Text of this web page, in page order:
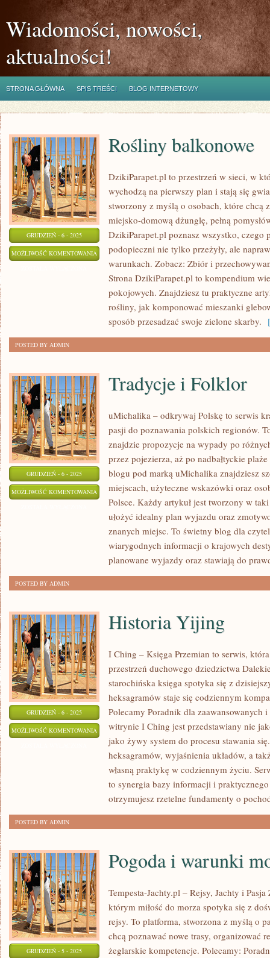
Wiadomości, nowości,
aktualności!
STRONA GŁÓWNA SPIS TREŚCI BLOG INTERNETOWY
GRUDZIEŃ - 6 - 2025
MOŻLIWOŚĆ KOMENTOWANIA ROŚLINY
BALKONOWE
Rośliny balkonowe
DzikiParapet.pl to przestrzeń w sieci, w
wychodzą na pierwszy plan i stają się
stworzony z myślą o osobach, które chcą
miejsko-domową dżunglę, pełną
DzikiParapet.pl poznasz wszystko, czego
podopieczni nie tylko przeżyły, ale
warunkach. Zobacz: Zbiór i
Strona DzikiParapet.pl to kompendium
pokojowych. Znajdziesz tu praktyczne
rośliny, jak komponować mieszanki
sposób przesadzać swoje zielone skarby.
POSTED BY ADMIN
GRUDZIEŃ - 6 - 2025
MOŻLIWOŚĆ KOMENTOWANIA TRADYCJE
FOLKLOR
Tradycje i Folklor
uMichalika – odkrywaj Polskę to serwis
pasji do poznawania polskich regionów.
znajdzie propozycje na wypady po
przez pojezierza, aż po nadbałtyckie
blogu pod marką uMichalika znajdziesz
miejscach, użyteczne wskazówki oraz
Polsce. Każdy artykuł jest tworzony w
ułożyć idealny plan wyjazdu oraz
znanych miejsc. To świetny blog dla
wiarygodnych informacji o krajowych
planowane wyjazdy oraz stawiają do
POSTED BY ADMIN
GRUDZIEŃ - 6 - 2025
MOŻLIWOŚĆ KOMENTOWANIA HISTORIA
YIJING
Historia Yijing
I Ching – Księga Przemian to serwis,
przestrzeń duchowego dziedzictwa
starochińska księga spotyka się z
heksagramów staje się codziennym
Polecamy Poradnik dla
witrynie I Ching jest przedstawiany nie
jako żywy system do procesu stawania
heksagramów, wyjaśnienia układów, a
własną praktykę w codziennym życiu.
to synergia bazy informacji i
otrzymujesz rzetelne fundamenty o
POSTED BY ADMIN
GRUDZIEŃ - 5 - 2025
Pogoda i warunki
Tempesta-Jachty.pl – Rejsy, Jachty i
którym miłość do morza spotyka się z
rejsy. To platforma, stworzona z myślą o
chcą poznawać nowe trasy, organizować
żeglarskie kompetencje. Polecamy: